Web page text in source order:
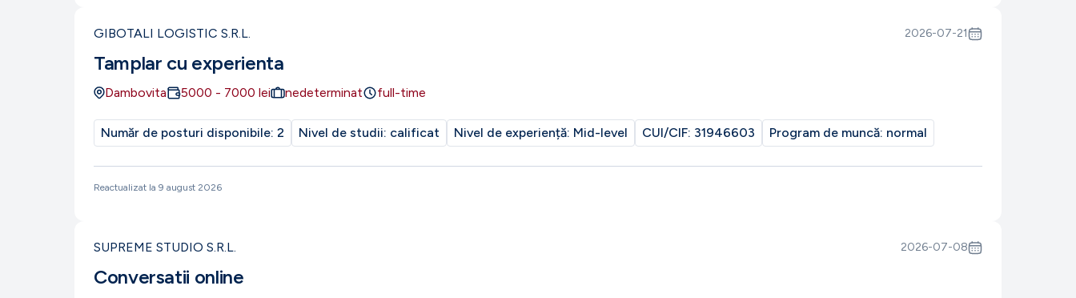
GIBOTALI LOGISTIC S.R.L. 2026-07-21
Tamplar cu experienta
Dambovita 5000 - 7000 lei nedeterminat full-time
Număr de posturi disponibile: 2 Nivel de studii: calificat Nivel de experiență: Mid-level CUI/CIF: 31946603 Program de muncă: normal
Reactualizat la 9 august 2026
SUPREME STUDIO S.R.L. 2026-07-08
Conversatii online